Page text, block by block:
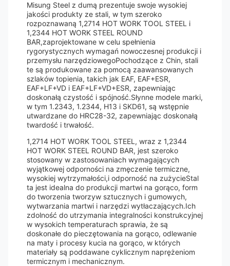
Misung Steel z dumą prezentuje swoje wysokiej
jakości produkty ze stali, w tym szeroko
rozpoznawaną 1,2714 HOT WORK TOOL STEEL i
1,2344 HOT WORK STEEL ROUND
BAR,zaprojektowane w celu spełnienia
rygorystycznych wymagań nowoczesnej produkcji i
przemysłu narzędziowegoPochodzące z Chin, stali
te są produkowane za pomocą zaawansowanych
szlaków topienia, takich jak EAF, EAF+ESR,
EAF+LF+VD i EAF+LF+VD+ESR, zapewniając
doskonałą czystość i spójność.Słynne modele marki,
w tym 1.2343, 1.2344, H13 i SKD61, są wstępnie
utwardzane do HRC28-32, zapewniając doskonałą
twardość i trwałość.
1,2714 HOT WORK TOOL STEEL, wraz z 1,2344
HOT WORK STEEL ROUND BAR, jest szeroko
stosowany w zastosowaniach wymagających
wyjątkowej odporności na zmęczenie termiczne,
wysokiej wytrzymałości,i odporność na zużycieStal
ta jest idealna do produkcji martwi na gorąco, form
do tworzenia tworzyw sztucznych i gumowych,
wytwarzania martwi i narzędzi wytłaczających.Ich
zdolność do utrzymania integralności konstrukcyjnej
w wysokich temperaturach sprawia, że są
doskonałe do pieczętowania na gorąco, odlewanie
na maty i procesy kucia na gorąco, w których
materiały są poddawane cyklicznym naprężeniom
termicznym i mechanicznym.